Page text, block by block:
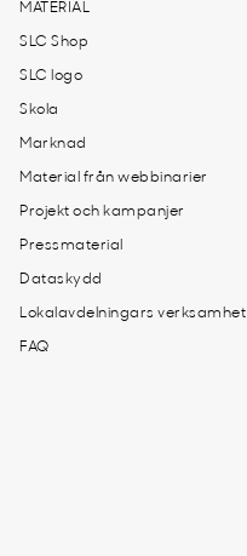
MATERIAL
SLC Shop
SLC logo
Skola
Marknad
Material från webbinarier
Projekt och kampanjer
Pressmaterial
Dataskydd
Lokalavdelningars verksamhet
FAQ